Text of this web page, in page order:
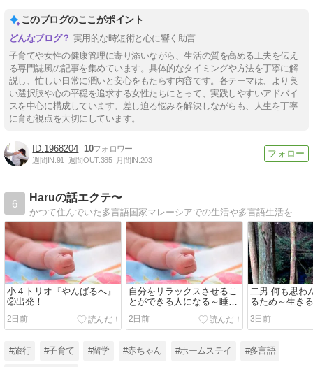
このブログのここがポイント
実用的な時短術と心に響く助言
子育てや女性の健康管理に寄り添いながら、生活の質を高める工夫を伝え
る専門誌風の記事を集めています。具体的なタイミングや方法を丁寧に解
説し、忙しい日常に潤いと安心をもたらす内容です。各テーマは、より良
い選択肢や心の平穏を追求する女性たちにとって、実践しやすいアドバイ
スを中心に構成しています。差し迫る悩みを解決しながらも、人生を丁寧
に育む視点を大切にしています。
1968204 10
週間IN:91 週間OUT:385 月間IN:203
6
Haruの話エクテ〜
小４トリオ『やんばるへ』
②出発！
2日前
自分をリラックスさせるこ
とができる人になる～睡眠
を削ってのゲーム➡要注意
「失明＆てんかん」
2日前
二男 何も思わ
るため～生きる
3日前
#旅行 #子育て #留学 #赤ちゃん #ホームステイ #多言語